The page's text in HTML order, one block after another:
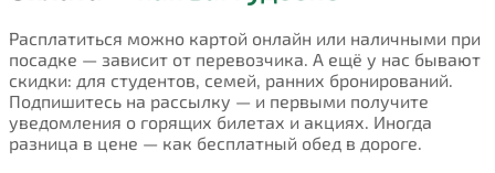
Расплатиться можно картой онлайн или наличными при
посадке — зависит от перевозчика. А ещё у нас бывают
скидки: для студентов, семей, ранних бронирований.
Подпишитесь на рассылку — и первыми получите
уведомления о горящих билетах и акциях. Иногда
разница в цене — как бесплатный обед в дороге.